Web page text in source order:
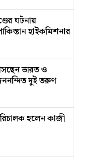
ঘটনায়
হাইকমিশনার
ভারত ও
দুই তরুণ
হলেন কাজী